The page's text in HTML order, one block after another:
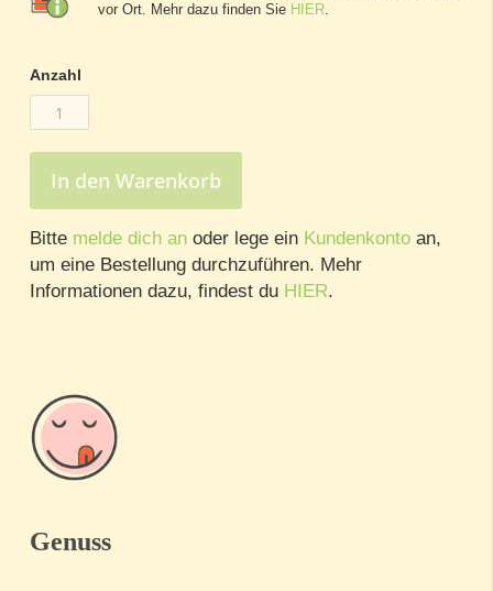
vor Ort. Mehr dazu finden Sie HIER.
Anzahl
In den Warenkorb
Bitte melde dich an oder lege ein Kundenkonto an,
um eine Bestellung durchzuführen. Mehr
Informationen dazu, findest du HIER.
Genuss